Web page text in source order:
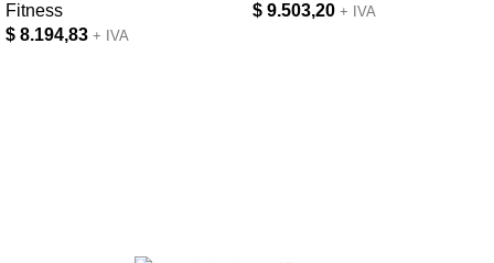
Fitness
$ 8.194,83 + IVA
$ 9.503,20 + IVA